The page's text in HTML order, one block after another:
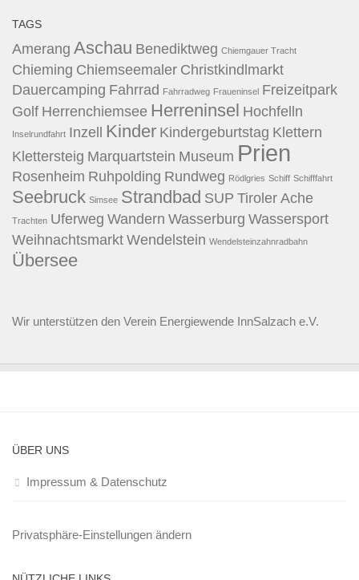
TAGS
Amerang Aschau Benediktweg Chiemgauer Tracht
Chieming Chiemseemaler Christkindlmarkt
Dauercamping Fahrrad Fahrradweg Fraueninsel Freizeitpark
Golf Herrenchiemsee Herreninsel Hochfelln
Inselrundfahrt Inzell Kinder Kindergeburtstag Klettern
Klettersteig Marquartstein Museum Prien
Rosenheim Ruhpolding Rundweg Rödlgries Schiff Schifffahrt
Seebruck Simsee Strandbad SUP Tiroler Ache
Trachten Uferweg Wandern Wasserburg Wassersport
Weihnachtsmarkt Wendelstein Wendelsteinzahnradbahn
Übersee
Wir unterstützen den Verein Energiewende InnSalzach e.V.
ÜBER UNS
Impressum & Datenschutz
Privatsphäre-Einstellungen ändern